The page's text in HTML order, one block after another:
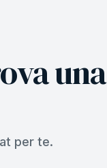
una
per te.